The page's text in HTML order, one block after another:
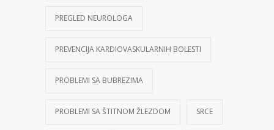
PREGLED NEUROLOGA
PREVENCIJA KARDIOVASKULARNIH BOLESTI
PROBLEMI SA BUBREZIMA
PROBLEMI SA ŠTITNOM ŽLEZDOM SRCE